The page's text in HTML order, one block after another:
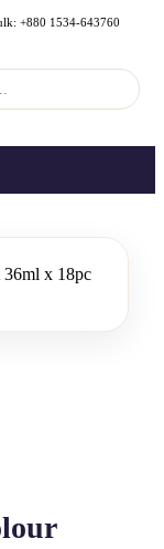
+880 1534-643760